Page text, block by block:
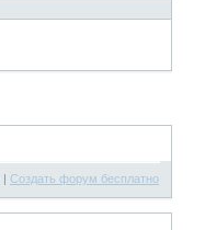
Создать форум бесплатно